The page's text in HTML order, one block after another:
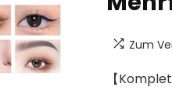
Zum
【